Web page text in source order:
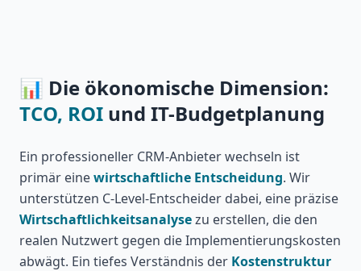
📊 Die ökonomische Dimension:
TCO, ROI und IT-Budgetplanung
Ein professioneller CRM-Anbieter wechseln ist
primär einewirtschaftliche Entscheidung. Wir
unterstützen C-Level-Entscheider dabei, eine präzise
Wirtschaftlichkeitsanalysezu erstellen, die den
realen Nutzwert gegen die Implementierungskosten
abwägt. Ein tiefes Verständnis der Kostenstruktur